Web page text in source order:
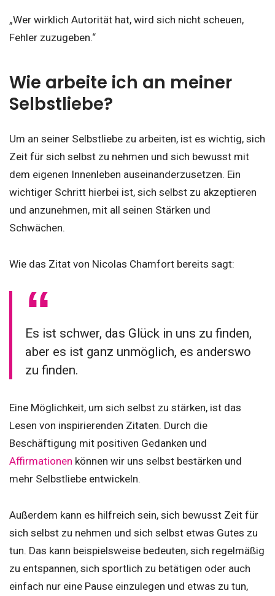
„Wer wirklich Autorität hat, wird sich nicht scheuen,
Fehler zuzugeben.“
Wie arbeite ich an meiner
Selbstliebe?
Um an seiner Selbstliebe zu arbeiten, ist es wichtig, sich
Zeit für sich selbst zu nehmen und sich bewusst mit
dem eigenen Innenleben auseinanderzusetzen. Ein
wichtiger Schritt hierbei ist, sich selbst zu akzeptieren
und anzunehmen, mit all seinen Stärken und
Schwächen.
Wie das Zitat von Nicolas Chamfort bereits sagt:
Es ist schwer, das Glück in uns zu finden,
aber es ist ganz unmöglich, es anderswo
zu finden.
Eine Möglichkeit, um sich selbst zu stärken, ist das
Lesen von inspirierenden Zitaten. Durch die
Beschäftigung mit positiven Gedanken und
Affirmationen können wir uns selbst bestärken und
mehr Selbstliebe entwickeln.
Außerdem kann es hilfreich sein, sich bewusst Zeit für
sich selbst zu nehmen und sich selbst etwas Gutes zu
tun. Das kann beispielsweise bedeuten, sich regelmäßig
zu entspannen, sich sportlich zu betätigen oder auch
einfach nur eine Pause einzulegen und etwas zu tun,